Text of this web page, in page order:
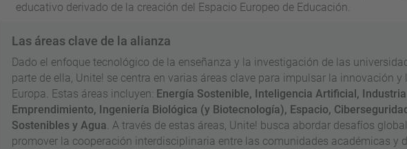
educativo derivado de la creación del Espacio Europeo de Educación.
Las áreas clave de la alianza
Dado el enfoque tecnológico de la enseñanza y la investigación de las
parte de ella, Unite! se centra en varias áreas clave para impulsar la innovación y
Europa. Estas áreas incluyen: Energía Sostenible, Inteligencia Artificial,
Emprendimiento, Ingeniería Biológica (y Biotecnología), Espacio,
Sostenibles y Agua. A través de estas áreas, Unite! busca abordar desafíos
promover la cooperación interdisciplinaria entre las comunidades académicas y